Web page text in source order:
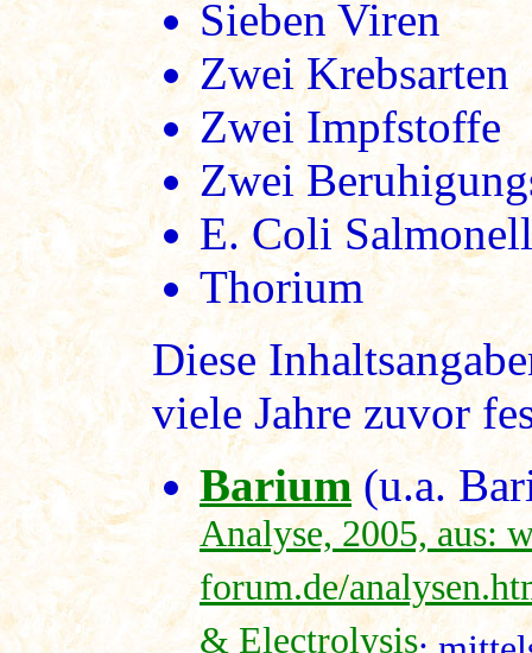
Sieben Viren
Zwei Krebsarten
Zwei Impfstoffe
Zwei
E. Coli
Thorium
Diese
viele Jahre zuvor
Barium (u.a.
Analyse, 2005, aus:
forum.de/